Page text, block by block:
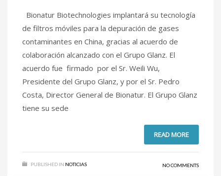
Bionatur Biotechnologies implantará su tecnología
de filtros móviles para la depuración de gases
contaminantes en China, gracias al acuerdo de
colaboración alcanzado con el Grupo Glanz. El
acuerdo fue firmado por el Sr. Weili Wu,
Presidente del Grupo Glanz, y por el Sr. Pedro
Costa, Director General de Bionatur. El Grupo Glanz
tiene su sede
READ MORE
PUBLISHED IN NOTICIAS NO COMMENTS